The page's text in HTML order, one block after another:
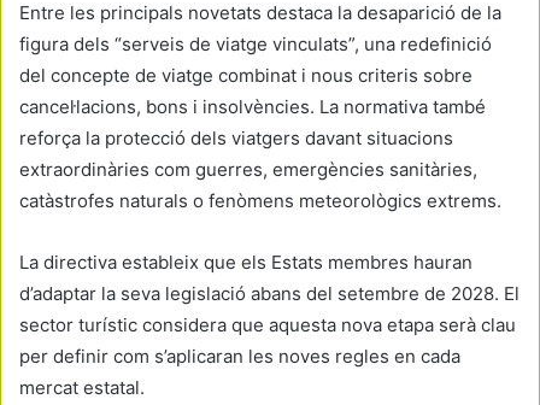
Entre les principals novetats destaca la desaparició de la
figura dels “serveis de viatge vinculats”, una redefinició
del concepte de viatge combinat i nous criteris sobre
cancel·lacions, bons i insolvències. La normativa també
reforça la protecció dels viatgers davant situacions
extraordinàries com guerres, emergències sanitàries,
catàstrofes naturals o fenòmens meteorològics extrems.
La directiva estableix que els Estats membres hauran
d’adaptar la seva legislació abans del setembre de 2028. El
sector turístic considera que aquesta nova etapa serà clau
per definir com s’aplicaran les noves regles en cada
mercat estatal.